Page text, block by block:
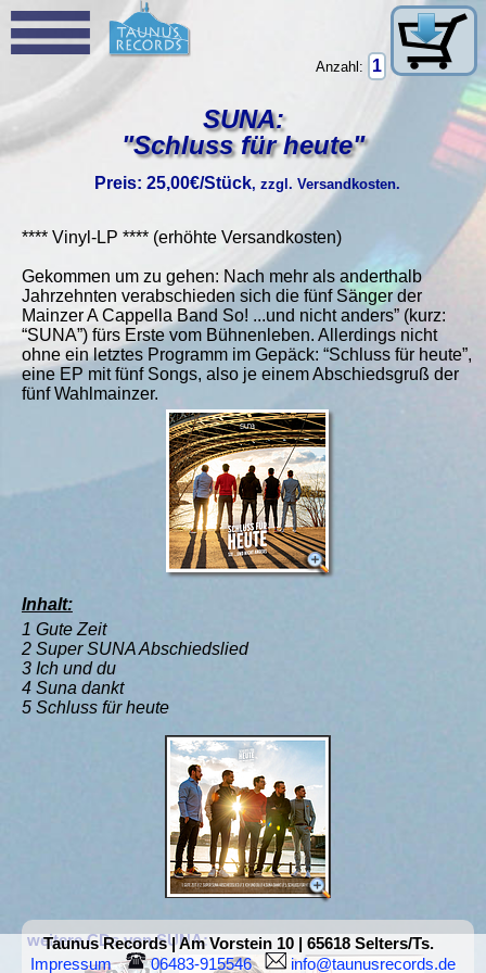
SUNA:
"Schluss für heute"
Preis: 25,00€/Stück, zzgl. Versandkosten.
Anzahl:
**** Vinyl-LP **** (erhöhte Versandkosten)
Gekommen um zu gehen: Nach mehr als anderthalb
Jahrzehnten verabschieden sich die fünf Sänger der
Mainzer A Cappella Band So! ...und nicht anders” (kurz:
“SUNA”) fürs Erste vom Bühnenleben. Allerdings nicht
ohne ein letztes Programm im Gepäck: “Schluss für heute”,
eine EP mit fünf Songs, also je einem Abschiedsgruß der
fünf Wahlmainzer.
Inhalt:
1 Gute Zeit
2 Super SUNA Abschiedslied
3 Ich und du
4 Suna dankt
5 Schluss für heute
weitere CDs von SUNA:
Taunus Records | Am Vorstein 10 | 65618 Selters/Ts.
Impressum
06483-915546 info@taunusrecords.de